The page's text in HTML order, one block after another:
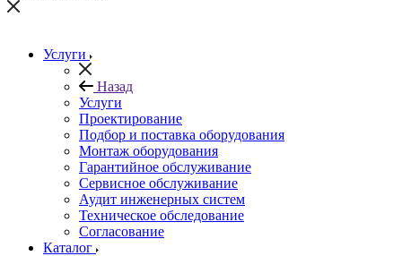
Услуги
Назад
Услуги
Проектирование
Подбор и поставка оборудования
Монтаж оборудования
Гарантийное обслуживание
Сервисное обслуживание
Аудит инженерных систем
Техническое обследование
Согласование
Каталог